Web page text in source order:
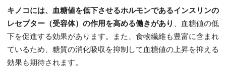
キノコには、血糖値を低下させるホルモンであるインスリンの
レセプター（受容体）の作用を高める働きがあり
、血糖値の低
下を促進する効果があります。また、食物繊維も豊富に含まれ
ているため、糖質の消化吸収を抑制して血糖値の上昇を抑える
効果も期待されます。